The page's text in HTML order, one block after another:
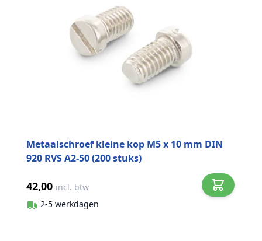
Metaalschroef kleine kop M5 x 10 mm DIN
920 RVS A2-50 (200 stuks)
42,00 incl. btw
2-5 werkdagen